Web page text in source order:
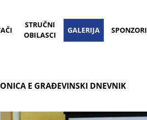
STRUČNI
OBILASCI
GALERIJA SPONZORI
E GRAĐEVINSKI DNEVNIK